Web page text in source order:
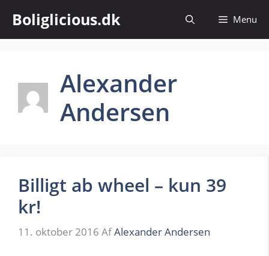
indhold
Boliglicious.dk Menu
Alexander
Andersen
Billigt ab wheel – kun 39
kr!
11. oktober 2016 AfAlexander Andersen